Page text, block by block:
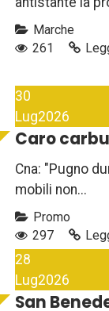
Marche
261
30
Lug2026
Caro
Cna: "Pugno
mobili non...
Promo
297
28
Lug2026
San